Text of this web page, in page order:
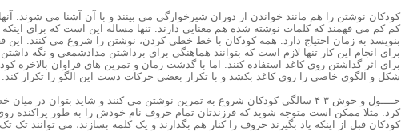
کودکان نوشتن را هم مانند خواندن از دوران شیرخوارگی می بینند و با آن آشنا می شوند.
کم کم می فهمند که کلمات نوشته شده هم معنایی دارند. تنها مساله این است که برای اینکه
بنویسد به زمان احتیاج دارد. همه کودکان با خط خطی کردن، نوشتن را شروع می کنند. این
برای انجام این کار تنها لازم است که بتوانند هماهنگی برای برداشتن مدادشمعی و نگه
برای اثر گذاشتن روی کاغذ استفاده کنند. اما با گذشت زمان و تمرین های فراوان بالاخره
شکل و الگوی خاصی را روی کاغذ بکشد و با تکرار بعضی حرکات دست این الگو را تکرار کند.
حــــول و حوش ۳ ۴ سالگی کودکان شروع به تمرین نوشتن می کنند و شاید بتوان
کرد. مثلا ممکن است متوجه شوید که فرزندتان تمام حروف نام خودش را به طور
کودکان قبل از اینکه یاد بگیرند حروف را کنار هم بگذارند و یک کلمه بسازند، می توانند